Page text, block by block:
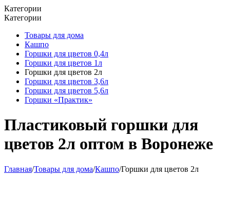
Категории
Категории
Товары для дома
Кашпо
Горшки для цветов 0,4л
Горшки для цветов 1л
Горшки для цветов 2л
Горшки для цветов 3,6л
Горшки для цветов 5,6л
Горшки «Практик»
Пластиковый горшки для
цветов 2л оптом в Воронеже
Главная/Товары для дома/Кашпо/Горшки для цветов 2л